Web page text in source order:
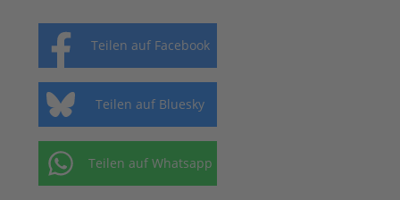
Teilen auf Facebook
Teilen auf Bluesky
Teilen auf Whatsapp